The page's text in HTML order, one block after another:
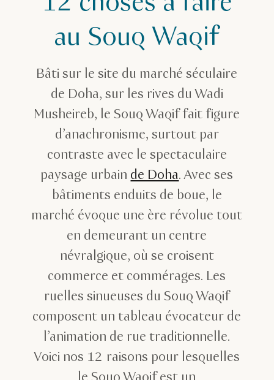
Meilleures choses à faire au Souq Waqif
au Souq Waqif
Bâti sur le site du marché séculaire
de Doha, sur les rives du Wadi
Musheireb, le Souq Waqif fait figure
d’anachronisme, surtout par
contraste avec le spectaculaire
paysage urbain de Doha. Avec ses
bâtiments enduits de boue, le
marché évoque une ère révolue tout
en demeurant un centre
névralgique, où se croisent
commerce et commérages. Les
ruelles sinueuses du Souq Waqif
composent un tableau évocateur de
l’animation de rue traditionnelle.
Voici nos 12 raisons pour lesquelles